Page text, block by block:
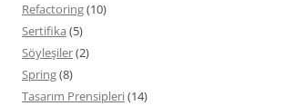
Refactoring(10)
Sertifika (5)
Söyleşiler(2)
Spring(8)
Tasarım Prensipleri(14)